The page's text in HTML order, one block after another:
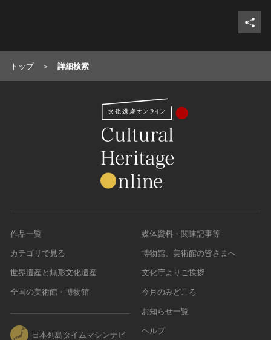
トップ 詳細検索
作品一覧
カテゴリで見る
世界遺産と無形文化遺産
全国の美術館・博物館
日本列島タイムマシンナビ
媒体資料・関連記事等
博物館、美術館の皆さまへ
文化庁よりご挨拶
今月のみどころ
お知らせ一覧
ヘルプ